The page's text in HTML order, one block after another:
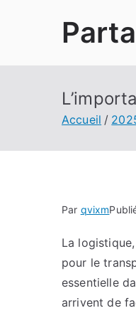
Accueil
Par qvixm
La
pour le
essentielle
arrivent de